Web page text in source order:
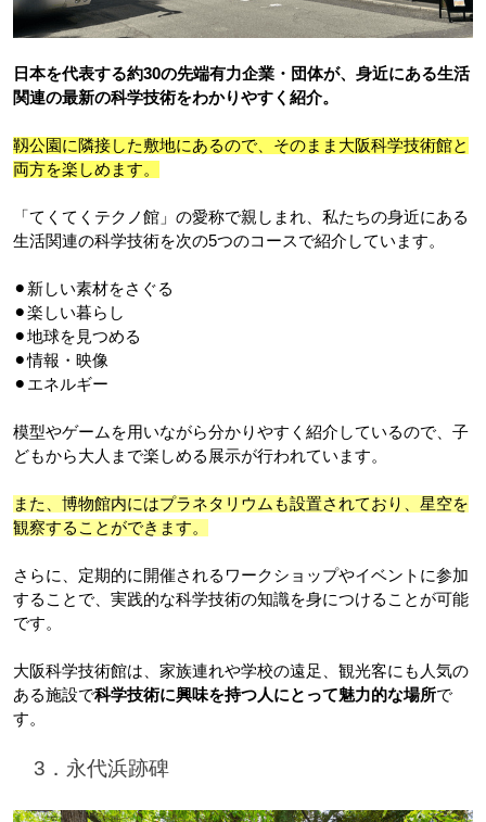
日本を代表する約30の先端有力企業・団体が、身近にある生活
関連の最新の科学技術をわかりやすく紹介。
靱公園に隣接した敷地にあるので、そのまま大阪科学技術館と
両方を楽しめます。
「てくてくテクノ館」の愛称で親しまれ、私たちの身近にある
生活関連の科学技術を次の5つのコースで紹介しています。
⚫︎新しい素材をさぐる
⚫︎楽しい暮らし
⚫︎地球を見つめる
⚫︎情報・映像
⚫︎エネルギー
模型やゲームを用いながら分かりやすく紹介しているので、子
どもから大人まで楽しめる展示が行われています。
また、博物館内にはプラネタリウムも設置されており、星空を
観察することができます。
さらに、定期的に開催されるワークショップやイベントに参加
することで、実践的な科学技術の知識を身につけることが可能
です。
大阪科学技術館は、家族連れや学校の遠足、観光客にも人気の
ある施設で科学技術に興味を持つ人にとって魅力的な場所で
す。
3．永代浜跡碑